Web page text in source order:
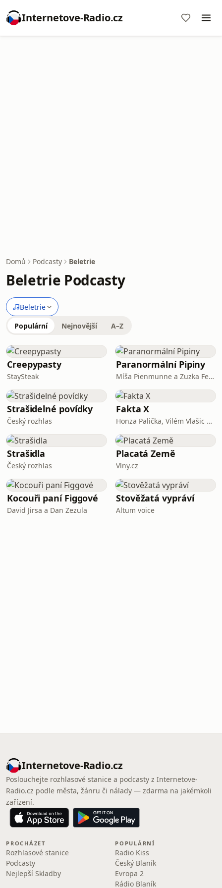
Internetove-Radio.cz
Domů Podcasty Beletrie
Beletrie Podcasty
Beletrie
Populární Nejnovější A–Z
Creepypasty
StaySteak
Paranormální Pipiny
Míša Pienmunne a Zuzka Fejfarová
Strašidelné povídky
Český rozhlas
Fakta X
Honza Palička, Vilém Vlašic a Lavin
Strašidla
Český rozhlas
Placatá Země
Vlny.cz
Kocouři paní Figgové
David Jirsa a Dan Zezula
Stověžatá vypráví
Altum voice
Internetove-Radio.cz
Poslouchejte rozhlasové stanice a podcasty z Internetove-
Radio.cz podle města, žánru či nálady — zdarma na jakémkoli
zařízení.
PROCHÁZET
Rozhlasové stanice
Podcasty
Nejlepší Skladby
POPULÁRNÍ
Radio Kiss
Český Blaník
Evropa 2
Rádio Blaník